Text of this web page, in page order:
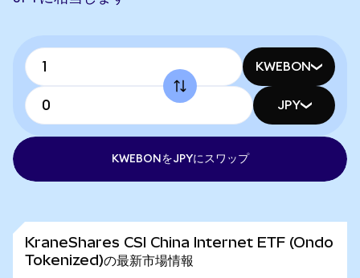
KWEBON
JPY
KWEBONをJPYにスワップ
KraneShares CSI China Internet ETF (Ondo
Tokenized)の最新市場情報